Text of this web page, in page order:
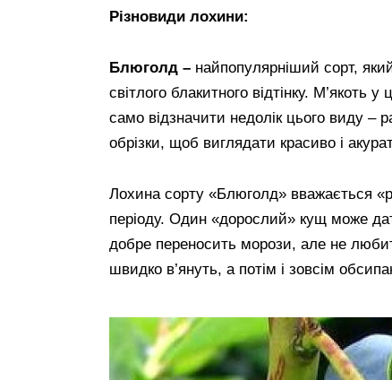
Різновиди лохини:
Блюголд – найпопулярніший сорт,
світлого блакитного відтінку.
само відзначити недолік цього виду –
обрізки, щоб виглядати красиво і
Лохина сорту «Блюголд» вважається
періоду. Один «дорослий» кущ може
добре переносить морози, але не
швидко в’януть, а потім і зовсім